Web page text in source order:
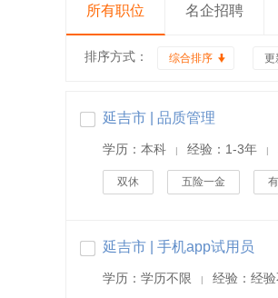
所有职位 名企招聘
排序方式： 综合排序 更
延吉市 | 品质管理
学历：本科 | 经验：1-3年 |
双休 五险一金
延吉市 | 手机app试用员
学历：学历不限 | 经验：经